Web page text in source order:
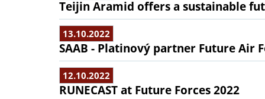
Teijin Aramid offers a sustainable
13.10.2022
SAAB - Platinový partner Future Air
12.10.2022
RUNECAST at Future Forces 2022